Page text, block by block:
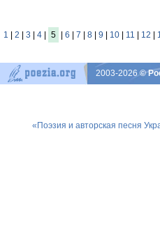
1 2 3 4 5 6 7 8 9 10 11 12
2003-2026©
«Поэзия и авторская песня